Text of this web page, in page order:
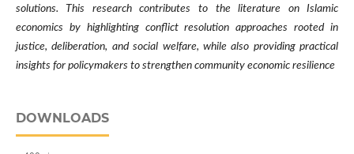
solutions. This research contributes to the literature on Islamic
economics by highlighting conflict resolution approaches rooted in
justice, deliberation, and social welfare, while also providing practical
insights for policymakers to strengthen community economic resilience
DOWNLOADS